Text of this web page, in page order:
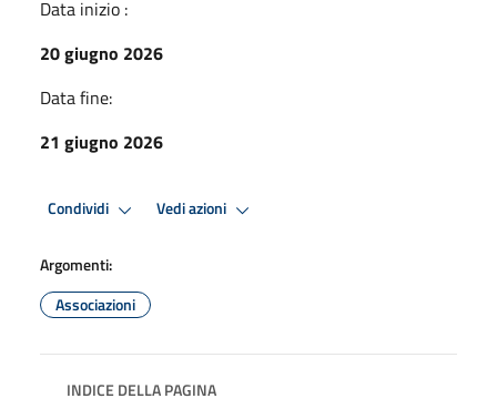
Data inizio :
20 giugno 2026
Data fine:
21 giugno 2026
Condividi Vedi azioni
Argomenti:
Associazioni
INDICE DELLA PAGINA